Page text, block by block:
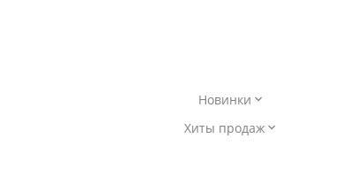
Новинки
Хиты продаж